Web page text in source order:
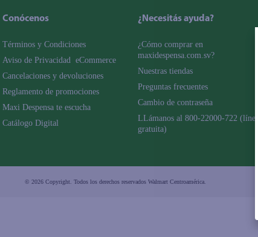
Conócenos
Términos y Condiciones
Aviso de Privacidad  eCommerce
Cancelaciones y devoluciones
Reglamento de promociones
Maxi Despensa te escucha
Catálogo Digital
¿Necesitás ayuda?
¿Cómo comprar en
maxidespensa.com.sv?
Nuestras tiendas
Preguntas frecuentes
Cambio de contraseña
LLámanos al 800-22000-722 (línea
gratuita)
© 2026 Copyright. Todos los derechos reservados Walmart Centroamérica.